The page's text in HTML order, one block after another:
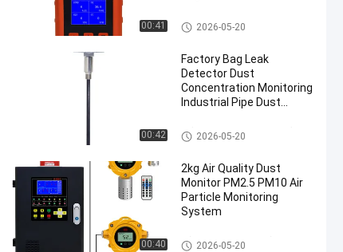
00:41
Φορητοί πολλαπλοί ανιχνευτ
ές αερίων
2026-05-20
00:42
Factory Bag Leak
Detector Dust
Concentration Monitoring
Industrial Pipe Dust
Μόνιμος ανιχνευτής σκόνης
2026-05-20
00:40
2kg Air Quality Dust
Monitor PM2.5 PM10 Air
Particle Monitoring
System
Σύστημα παρακολούθησης σ
2026-05-20